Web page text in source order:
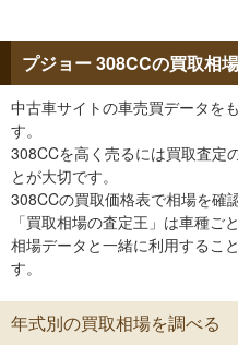
プジョー 308CCの買取相
中古車サイトの車売買データを
す。
308CCを高く売るには買取査定
とが大切です。
308CCの買取価格表で相場を確
「買取相場の査定王」は車種ご
相場データと一緒に利用するこ
す。
年式別の買取相場を調べる